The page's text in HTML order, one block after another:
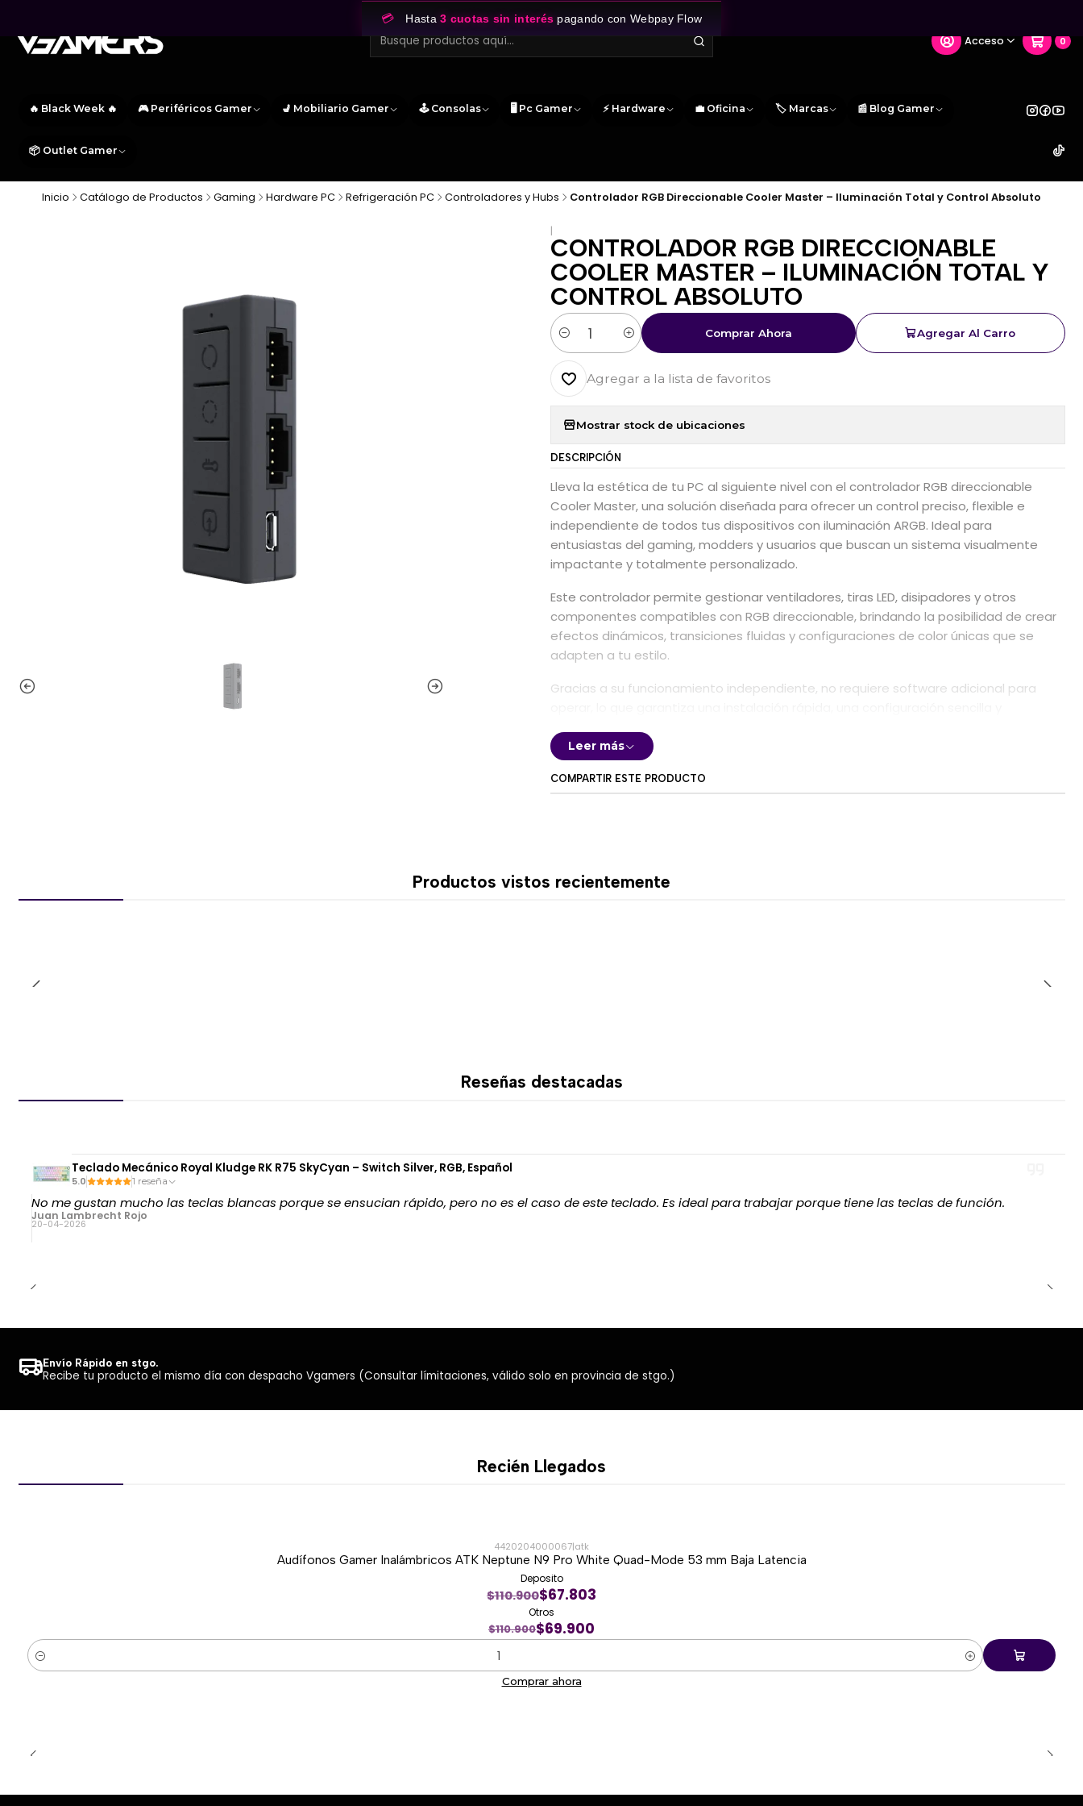
Acceso 0
🔥 Black Week 🔥 🎮 Periféricos Gamer 💺 Mobiliario Gamer 🕹️ Consolas 🖥️ Pc Gamer ⚡ Hardware 💼 Oficina 🏷️ Marcas 📰 Blog Gamer
📦 Outlet Gamer
💳 Hasta3 cuotas sin interés pagando con Webpay Flow
Inicio Catálogo de Productos Gaming Hardware PC Refrigeración PC Controladores y Hubs Controlador RGB Direccionable Cooler Master – Iluminación Total y Control Absoluto
|
CONTROLADOR RGB DIRECCIONABLE
COOLER MASTER – ILUMINACIÓN TOTAL Y
CONTROL ABSOLUTO
Cantidad
Agregar Al Carro
Comprar Ahora
Agregar a la lista de favoritos
Mostrar stock de ubicaciones
DESCRIPCIÓN
Lleva la estética de tu PC al siguiente nivel con el controlador RGB direccionable
Cooler Master, una solución diseñada para ofrecer un control preciso, flexible e
independiente de todos tus dispositivos con iluminación ARGB. Ideal para
entusiastas del gaming, modders y usuarios que buscan un sistema visualmente
impactante y totalmente personalizado.
Este controlador permite gestionar ventiladores, tiras LED, disipadores y otros
componentes compatibles con RGB direccionable, brindando la posibilidad de crear
efectos dinámicos, transiciones fluidas y configuraciones de color únicas que se
adapten a tu estilo.
Gracias a su funcionamiento independiente, no requiere software adicional para
Características destacadas
ventiladores, tiras LED y otros accesorios RGB.
Ideal tanto para configuraciones nuevas como
Permite crear ambientes visuales personalizados y profesionales.
El controlador RGB direccionable Cooler Master es la opción perfecta para quienes
Leer más
COMPARTIR ESTE PRODUCTO
Productos vistos recientemente
Reseñas destacadas
Teclado Mecánico Royal Kludge RK R75 SkyCyan – Switch Silver, RGB, Español
5.0 1 reseña
No me gustan mucho las teclas blancas porque se ensucian rápido, pero no es el caso de este teclado. Es ideal para trabajar porque tiene las teclas de función.
Juan Lambrecht Rojo
20-04-2026
Envío Rápido en stgo.
Recibe tu producto el mismo día con despacho Vgamers (Consultar límitaciones, válido solo en provincia de stgo.)
Recién Llegados
4420204000067|atk
Audífonos Gamer Inalámbricos ATK Neptune N9 Pro White Quad-Mode 53 mm Baja Latencia
Deposito
$110.900$67.803
Otros
$110.900$69.900
Cantidad
Comprar ahora